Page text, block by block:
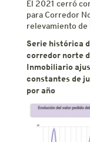
El 2021 cerró
para Corredor
relevamiento de
Serie histórica
corredor norte
Inmobiliario
constantes de
por año